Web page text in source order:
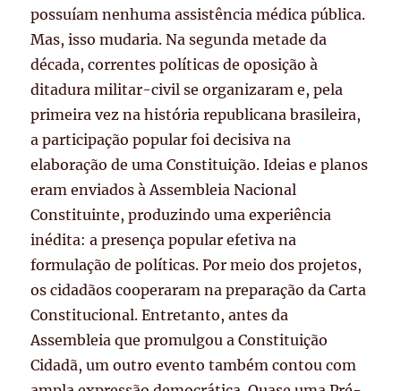
possuíam nenhuma assistência médica pública.
Mas, isso mudaria. Na segunda metade da
década, correntes políticas de oposição à
ditadura militar-civil se organizaram e, pela
primeira vez na história republicana brasileira,
a participação popular foi decisiva na
elaboração de uma Constituição. Ideias e planos
eram enviados à Assembleia Nacional
Constituinte, produzindo uma experiência
inédita: a presença popular efetiva na
formulação de políticas. Por meio dos projetos,
os cidadãos cooperaram na preparação da Carta
Constitucional. Entretanto, antes da
Assembleia que promulgou a Constituição
Cidadã, um outro evento também contou com